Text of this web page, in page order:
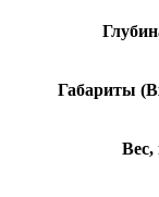
Габариты
Вес,